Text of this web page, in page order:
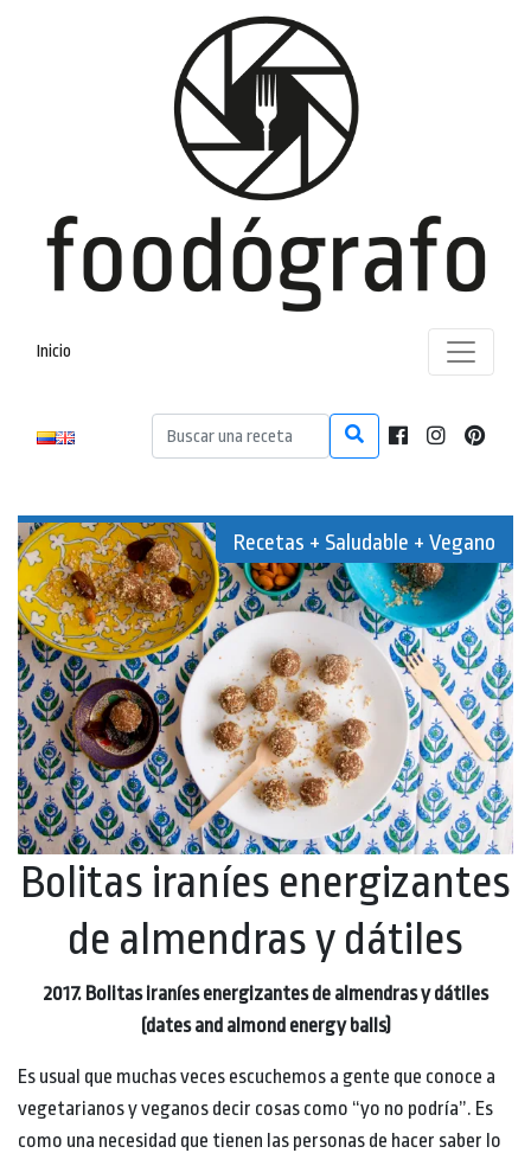
Inicio
Recetas + Saludable + Vegano
Bolitas iraníes energizantes
de almendras y dátiles
2017. Bolitas iraníes energizantes de almendras y dátiles
(dates and almond energy balls)
Es usual que muchas veces escuchemos a gente que conoce a
vegetarianos y veganos decir cosas como “yo no podría”. Es
como una necesidad que tienen las personas de hacer saber lo